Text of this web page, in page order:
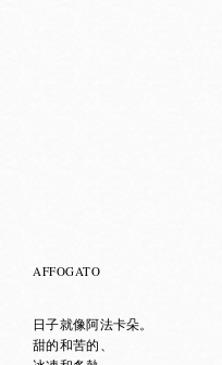
AFFOGATO
日子就像阿法卡朵。
甜的和苦的、